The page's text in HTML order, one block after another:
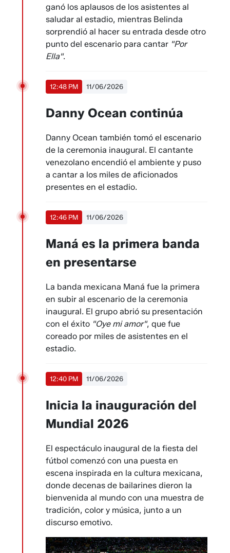
ganó los aplausos de los asistentes al
saludar al estadio, mientras Belinda
sorprendió al hacer su entrada desde otro
punto del escenario para cantar "Por
Ella".
12:48 PM 11/06/2026
Danny Ocean continúa
Danny Ocean también tomó el escenario
de la ceremonia inaugural. El cantante
venezolano encendió el ambiente y puso
a cantar a los miles de aficionados
presentes en el estadio.
12:46 PM 11/06/2026
Maná es la primera banda
en presentarse
La banda mexicana Maná fue la primera
en subir al escenario de la ceremonia
inaugural. El grupo abrió su presentación
con el éxito "Oye mi amor", que fue
coreado por miles de asistentes en el
estadio.
12:40 PM 11/06/2026
Inicia la inauguración del
Mundial 2026
El espectáculo inaugural de la fiesta del
fútbol comenzó con una puesta en
escena inspirada en la cultura mexicana,
donde decenas de bailarines dieron la
bienvenida al mundo con una muestra de
tradición, color y música, junto a un
discurso emotivo.